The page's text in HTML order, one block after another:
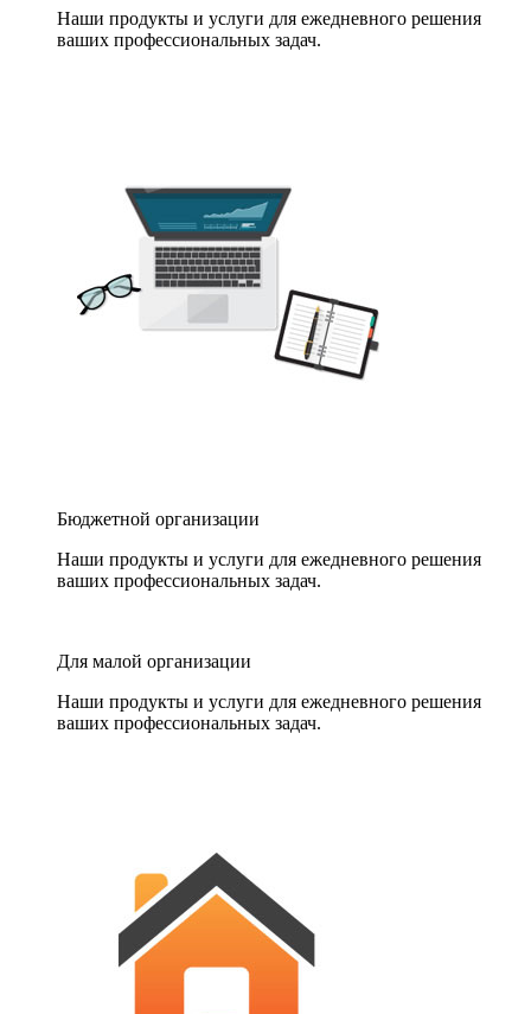
Наши продукты и услуги для ежедневного решения
ваших профессиональных задач.
Бюджетной организации
Наши продукты и услуги для ежедневного решения
ваших профессиональных задач.
Для малой организации
Наши продукты и услуги для ежедневного решения
ваших профессиональных задач.